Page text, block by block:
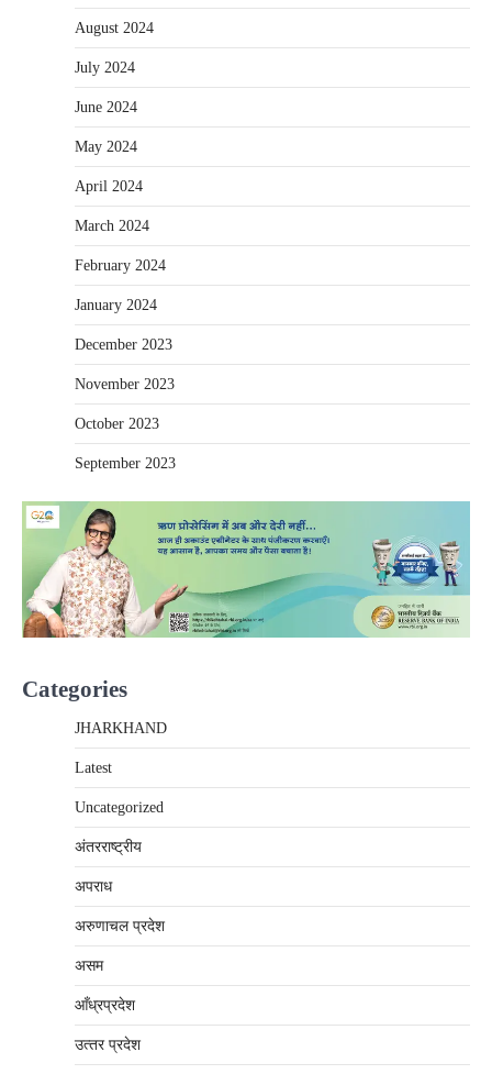
August 2024
July 2024
June 2024
May 2024
April 2024
March 2024
February 2024
January 2024
December 2023
November 2023
October 2023
September 2023
Categories
JHARKHAND
Latest
Uncategorized
अंतरराष्‍ट्रीय
अपराध
अरुणाचल प्रदेश
असम
आँध्रप्रदेश
उत्‍तर प्रदेश